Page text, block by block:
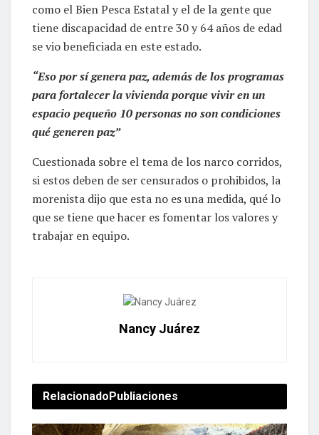
como el Bien Pesca Estatal y el de la gente que
tiene discapacidad de entre 30 y 64 años de edad
se vio beneficiada en este estado.
“Eso por sí genera paz, además de los programas
para fortalecer la vivienda porque vivir en un
espacio pequeño 10 personas no son condiciones
qué generen paz”
Cuestionada sobre el tema de los narco corridos,
si estos deben de ser censurados o prohibidos, la
morenista dijo que esta no es una medida, qué lo
que se tiene que hacer es fomentar los valores y
trabajar en equipo.
Nancy Juárez
RelacionadoPubliaciones